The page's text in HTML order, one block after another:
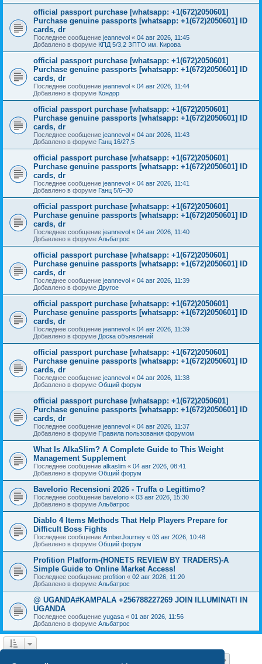
official passport purchase [whatsapp: +1(672)2050601]
Purchase genuine passports [whatsapp: +1(672)2050601] ID
cards, dr
Последнее сообщение jeannevol « 04 авг 2026, 11:45
Добавлено в форуме КПД 5/3,2 ЗПТО им. Кирова
official passport purchase [whatsapp: +1(672)2050601]
Purchase genuine passports [whatsapp: +1(672)2050601] ID
cards, dr
Последнее сообщение jeannevol « 04 авг 2026, 11:44
Добавлено в форуме Кондор
official passport purchase [whatsapp: +1(672)2050601]
Purchase genuine passports [whatsapp: +1(672)2050601] ID
cards, dr
Последнее сообщение jeannevol « 04 авг 2026, 11:43
Добавлено в форуме Ганц 16/27,5
official passport purchase [whatsapp: +1(672)2050601]
Purchase genuine passports [whatsapp: +1(672)2050601] ID
cards, dr
Последнее сообщение jeannevol « 04 авг 2026, 11:41
Добавлено в форуме Ганц 5/6–30
official passport purchase [whatsapp: +1(672)2050601]
Purchase genuine passports [whatsapp: +1(672)2050601] ID
cards, dr
Последнее сообщение jeannevol « 04 авг 2026, 11:40
Добавлено в форуме Альбатрос
official passport purchase [whatsapp: +1(672)2050601]
Purchase genuine passports [whatsapp: +1(672)2050601] ID
cards, dr
Последнее сообщение jeannevol « 04 авг 2026, 11:39
Добавлено в форуме Другое
official passport purchase [whatsapp: +1(672)2050601]
Purchase genuine passports [whatsapp: +1(672)2050601] ID
cards, dr
Последнее сообщение jeannevol « 04 авг 2026, 11:39
Добавлено в форуме Доска объявлений
official passport purchase [whatsapp: +1(672)2050601]
Purchase genuine passports [whatsapp: +1(672)2050601] ID
cards, dr
Последнее сообщение jeannevol « 04 авг 2026, 11:38
Добавлено в форуме Общий форум
official passport purchase [whatsapp: +1(672)2050601]
Purchase genuine passports [whatsapp: +1(672)2050601] ID
cards, dr
Последнее сообщение jeannevol « 04 авг 2026, 11:37
Добавлено в форуме Правила пользования форумом
What Is AlkaSlim? A Complete Guide to This Weight
Management Supplement
Последнее сообщение alkaslim « 04 авг 2026, 08:41
Добавлено в форуме Общий форум
Bavelorio Recensioni 2026 - Truffa o Legittimo?
Последнее сообщение bavelorio « 03 авг 2026, 15:30
Добавлено в форуме Альбатрос
Diablo 4 Items Methods That Help Players Prepare for
Difficult Boss Fights
Последнее сообщение AmberJourney « 03 авг 2026, 10:48
Добавлено в форуме Общий форум
Profition Platform-(HONETS REVIEW BY TRADERS)-A
Simple Guide to Online Market Access!
Последнее сообщение profition « 02 авг 2026, 11:20
Добавлено в форуме Альбатрос
@ UGANDA#KAMPALA +256788227269 JOIN ILLUMINATI IN
UGANDA
Последнее сообщение yugasa « 01 авг 2026, 11:56
Добавлено в форуме Альбатрос